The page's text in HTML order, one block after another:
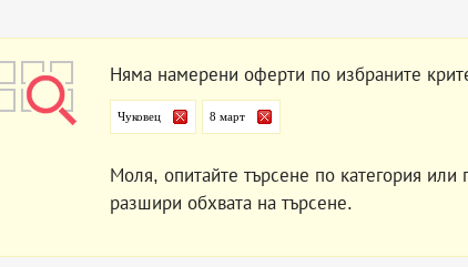
Няма намерени оферти по избраните
Чуковец 8 март
Моля, опитайте търсене по категория
разшири обхвата на търсене.